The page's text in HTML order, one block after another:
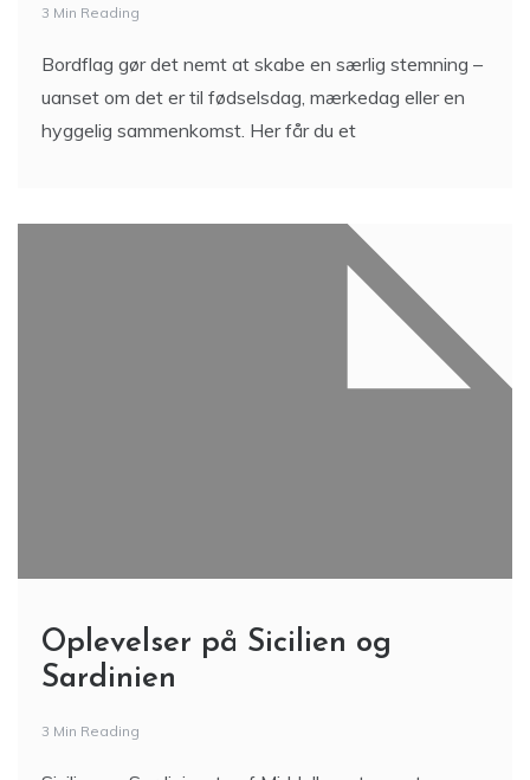
3 Min Reading
Bordflag gør det nemt at skabe en særlig stemning –
uanset om det er til fødselsdag, mærkedag eller en
hyggelig sammenkomst. Her får du et
Oplevelser på Sicilien og
Sardinien
3 Min Reading